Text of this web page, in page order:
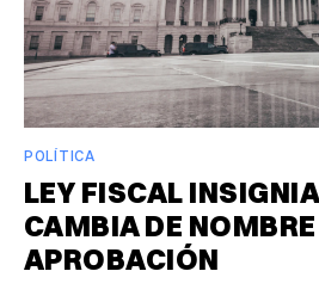
POLÍTICA
LEY FISCAL
CAMBIA DE
APROBACIÓN